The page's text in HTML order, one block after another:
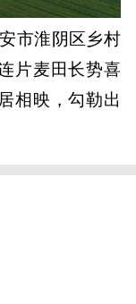
市淮阴区乡村
片麦田长势喜
相映，勾勒出